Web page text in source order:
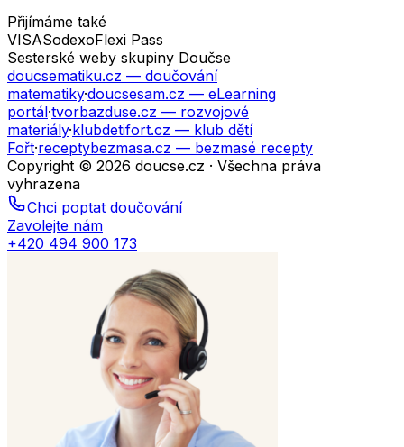
Přijímáme také
VISASodexoFlexi Pass
Sesterské weby skupiny Doučse
doucsematiku.cz — doučování
matematiky·doucsesam.cz — eLearning
portál·tvorbazduse.cz — rozvojové
materiály·klubdetifort.cz — klub dětí
Fořt·receptybezmasa.cz — bezmasé recepty
Copyright © 2026 doucse.cz · Všechna práva
vyhrazena
Chci poptat doučování
Zavolejte nám
+420 494 900 173